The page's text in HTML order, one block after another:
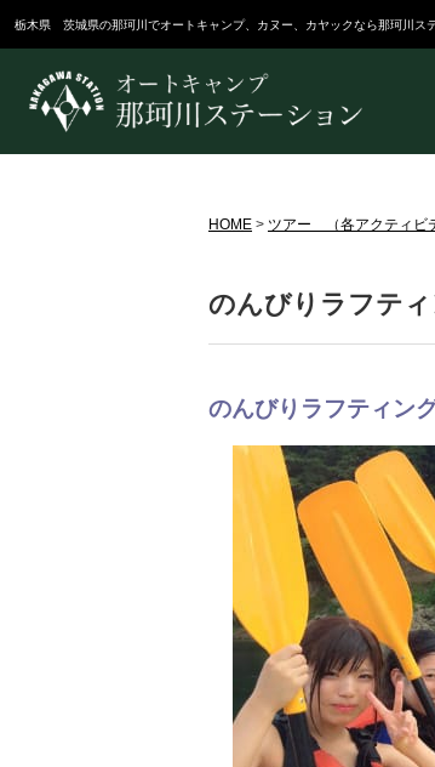
栃木県 茨城県の那珂川でオートキャンプ、カヌー、カヤックなら那珂川ス
HOME > ツアー （各アクティビ
のんびりラフテ
のんびりラフティン